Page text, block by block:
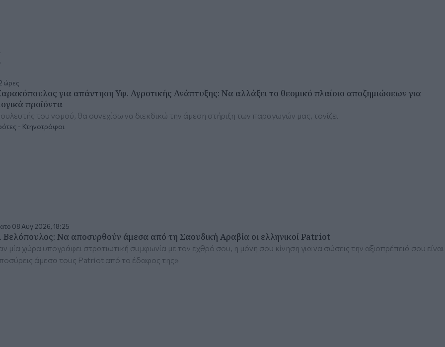
ώρες
για απάντηση Υφ. Αγροτικής Ανάπτυξης: Να αλλάξει το θεσμικό πλαίσιο αποζημιώσεων για
προϊόντα
του νομού, θα συνεχίσω να διεκδικώ την άμεση στήριξη των παραγωγών μας, τονίζει
- Κτηνοτρόφοι
08 Αυγ 2026, 18:25
Βελόπουλος: Να αποσυρθούν άμεσα από τη Σαουδική Αραβία οι ελληνικοί Patriot
μία χώρα υπογράφει στρατιωτική συμφωνία με τον εχθρό σου, η μόνη σου κίνηση για να σώσεις την αξιοπρέπειά σου είναι
άμεσα τους Patriot από το έδαφος της»